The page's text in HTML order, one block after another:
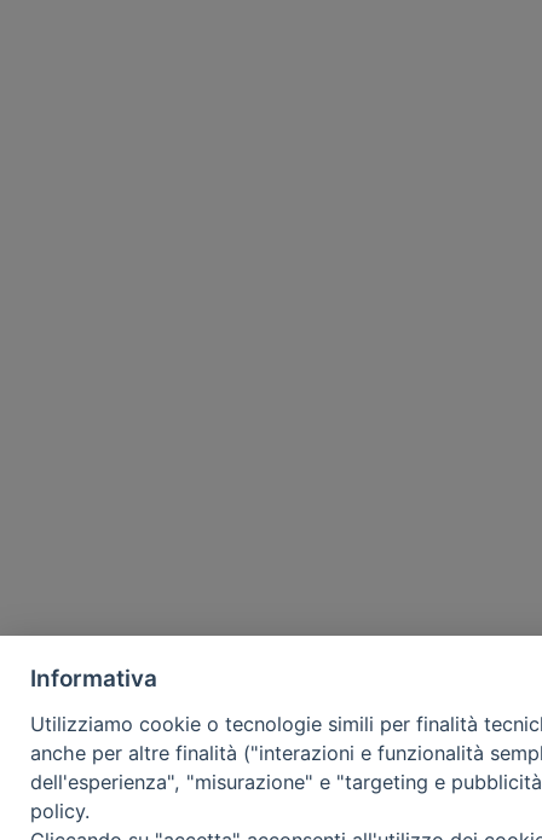
Informativa
Utilizziamo cookie o tecnologie simili per finalità
anche per altre finalità ("interazioni e funzionalità
dell'esperienza", "misurazione" e "targeting e
policy.